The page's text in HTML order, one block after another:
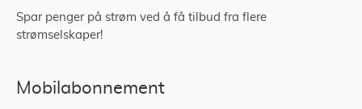
Spar penger på strøm ved å få tilbud fra flere
strømselskaper!
Mobilabonnement